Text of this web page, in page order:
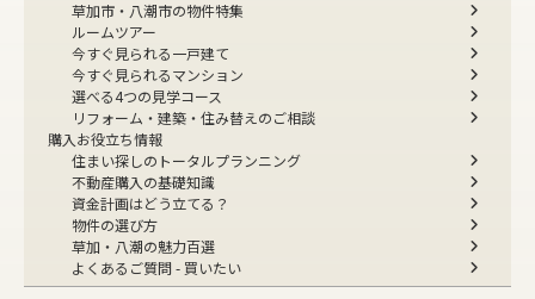
草加市・八潮市の物件特集
ルームツアー
今すぐ見られる一戸建て
今すぐ見られるマンション
選べる4つの見学コース
リフォーム・建築・住み替えのご相談
購入お役立ち情報
住まい探しのトータルプランニング
不動産購入の基礎知識
資金計画はどう立てる？
物件の選び方
草加・八潮の魅力百選
よくあるご質問 - 買いたい